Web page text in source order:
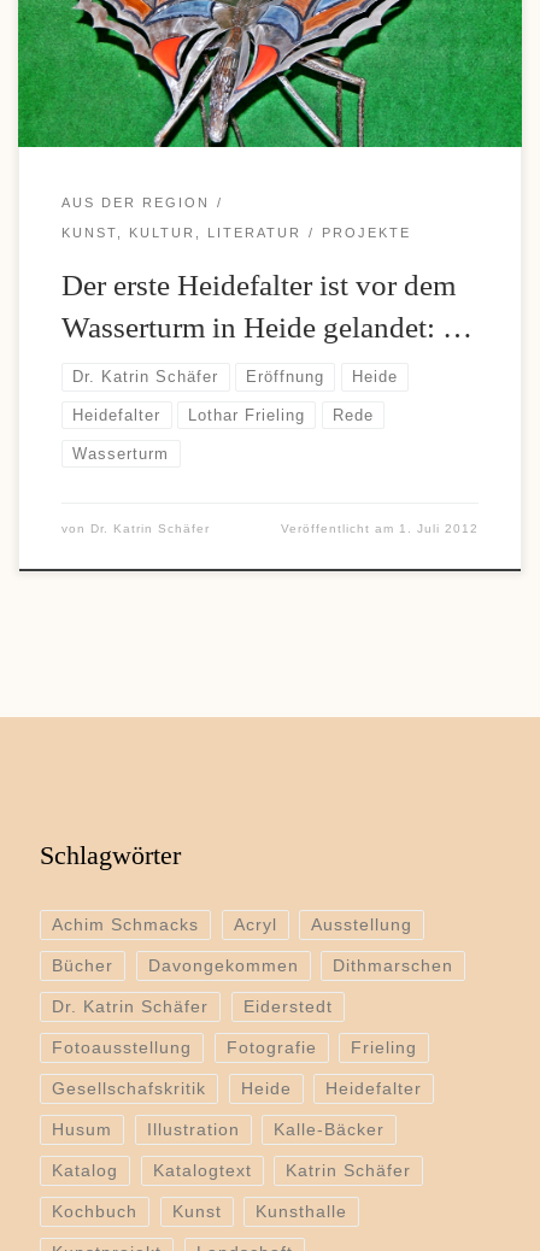
Einzahlungen und komfortable Auszahlungen, weshalb diese
Zahlungsoption bei vielen Casino-Fans immer beliebter wird. Wer
sich über moderne Zahlungsmöglichkeiten und aktuelle […]
AUS DER REGION
KUNST, KULTUR, LITERATUR PROJEKTE
Der erste Heidefalter ist vor dem
Wasserturm in Heide gelandet: …
Dr. Katrin Schäfer Eröffnung Heide
Heidefalter Lothar Frieling Rede
Wasserturm
von Dr. Katrin Schäfer Veröffentlicht am 1. Juli 2012
Schlagwörter
Achim Schmacks Acryl Ausstellung
Bücher Davongekommen Dithmarschen
Dr. Katrin Schäfer Eiderstedt
Fotoausstellung Fotografie Frieling
Gesellschafskritik Heide Heidefalter
Husum Illustration Kalle-Bäcker
Katalog Katalogtext Katrin Schäfer
Kochbuch Kunst Kunsthalle